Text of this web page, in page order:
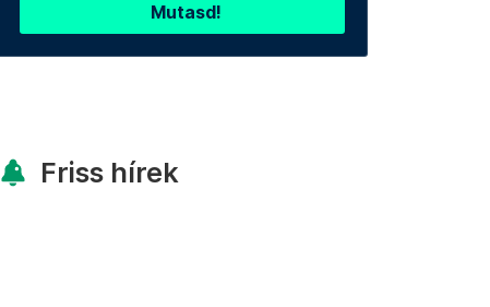
Mutasd!
Friss hírek